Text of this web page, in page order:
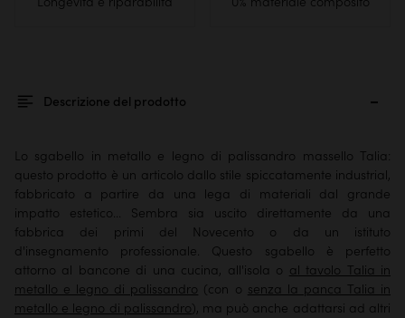
Descrizione del prodotto
Lo sgabello in metallo e legno di palissandro massello Talia:
questo prodotto è un articolo dallo stile spiccatamente industrial,
fabbricato a partire da una lega di materiali dal grande
impatto estetico... Sembra sia uscito direttamente da una
fabbrica dei primi del Novecento o da un istituto
d'insegnamento professionale. Questo sgabello è perfetto
attorno al bancone di una cucina, all'isola o al tavolo Talia in
metallo e legno di palissandro (con o senza la panca Talia in
metallo e legno di palissandro ), ma può anche adattarsi ad altri